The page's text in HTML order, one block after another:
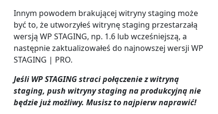
Innym powodem brakującej witryny staging może
być to, że utworzyłeś witrynę staging przestarzałą
wersją WP STAGING, np. 1.6 lub wcześniejszą, a
następnie zaktualizowałeś do najnowszej wersji WP
STAGING | PRO.
Jeśli WP STAGING straci połączenie z witryną
staging, push witryny staging na produkcyjną nie
będzie już możliwy. Musisz to najpierw naprawić!